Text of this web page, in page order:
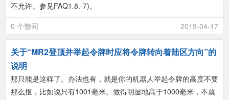
不允许。参见FAQ1.8.-7)。
0 个赞同
2019-04-17
关于“MR2登顶并举起令牌时应将令牌转向着陆区方向”的
说明
那只能是这样了。办法也有，就是你的机器人举起令牌的高度不要
那么抠，比如说只有1001毫米。做得明显地高于1000毫米，不就